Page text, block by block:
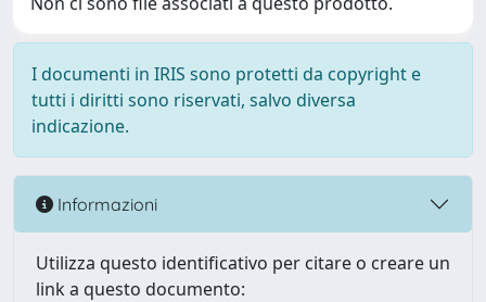
I documenti in IRIS sono protetti da copyright e
tutti i diritti sono riservati, salvo diversa
indicazione.
Informazioni
Utilizza questo identificativo per citare o creare un
link a questo documento: